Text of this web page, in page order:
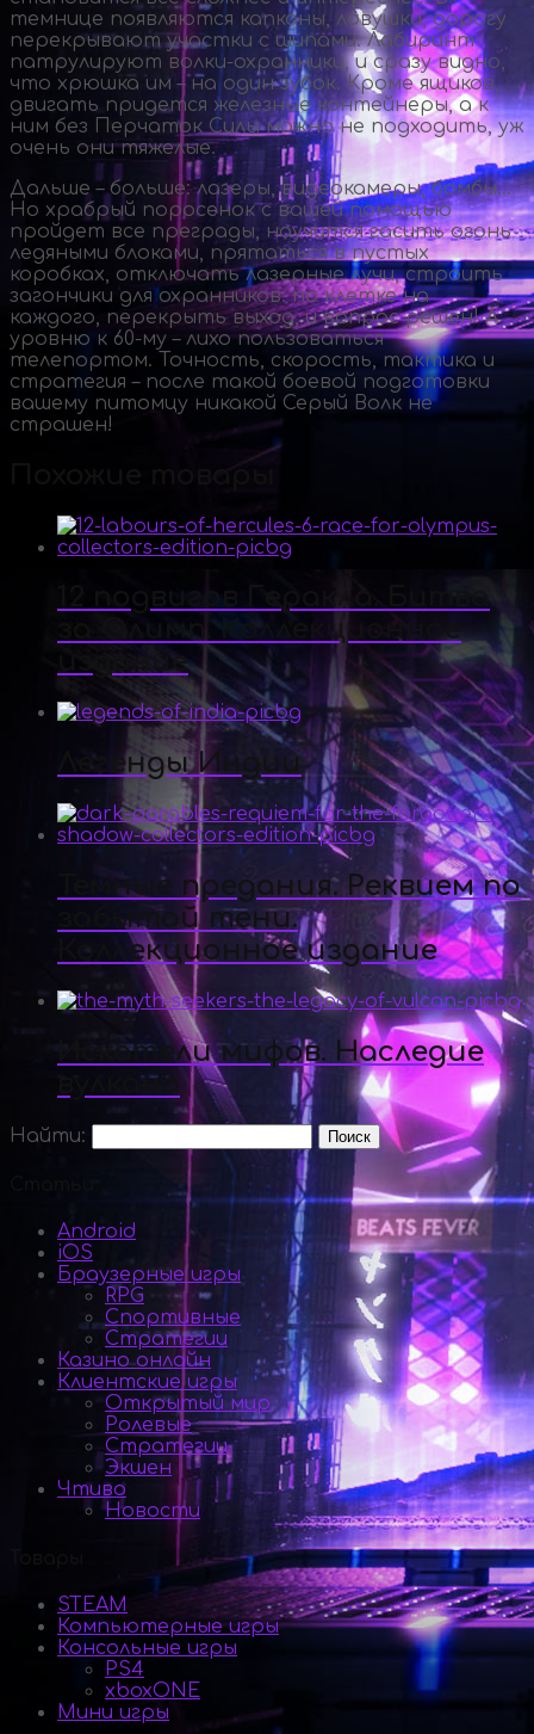
темнице появляются капканы, ловушки, дорогу
перекрывают участки с шипами. Лабиринт
патрулируют волки-охранники, и сразу видно,
что хрюшка им – на один зубок. Кроме ящиков,
двигать придется железные контейнеры, а к
ним без Перчаток Силы можно не подходить, уж
очень они тяжелые.
Дальше – больше: лазеры, видеокамеры, бомбы…
Но храбрый поросенок с вашей помощью
пройдет все преграды, научится гасить огонь
ледяными блоками, прятаться в пустых
коробках, отключать лазерные лучи, строить
загончики для охранников: по клетке на
каждого, перекрыть выход, и вопрос решен! А
уровню к 60-му – лихо пользоваться
телепортом. Точность, скорость, тактика и
стратегия – после такой боевой подготовки
вашему питомцу никакой Серый Волк не
страшен!
Похожие товары
за Олимп. Коллекционное
издание
Легенды Индии
Темные предания. Реквием по
забытой тени.
Коллекционное издание
Искатели мифов. Наследие
вулкана
Найти:
Android
iOS
Браузерные игры
RPG
Спортивные
Стратегии
Казино онлайн
Клиентские игры
Открытый мир
Ролевые
Стратегии
Экшен
Чтиво
Новости
STEAM
Компьютерные игры
Консольные игры
PS4
xboxONE
Мини игры